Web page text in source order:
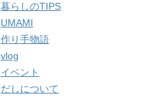
暮らしのTIPS
UMAMI
作り手物語
vlog
イベント
だしについて